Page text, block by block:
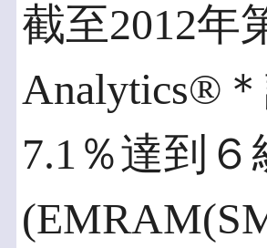
截至2012年
Analytics®
7.1％達到